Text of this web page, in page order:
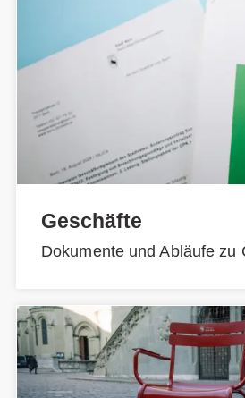
Geschäfte
Dokumente und Abläufe zu